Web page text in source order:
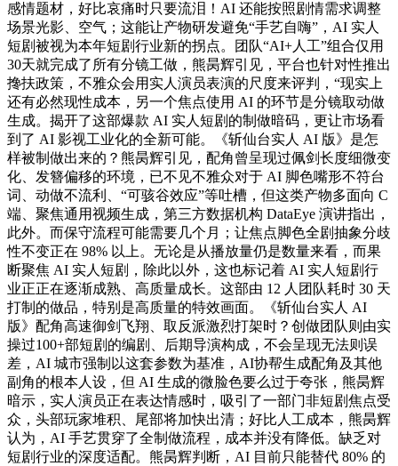
感情题材，好比哀痛时只要流泪！AI 还能按照剧情需求调整
场景光影、空气；这能让产物研发避免“手艺自嗨”，AI 实人
短剧被视为本年短剧行业新的拐点。团队“AI+人工”组合仅用
30天就完成了所有分镜工做，熊昺辉引见，平台也针对性推出
搀扶政策，不雅众会用实人演员表演的尺度来评判，“现实上
还有必然现性成本，另一个焦点使用 AI 的环节是分镜取动做
生成。揭开了这部爆款 AI 实人短剧的制做暗码，更让市场看
到了 AI 影视工业化的全新可能。《斩仙台实人 AI 版》是怎
样被制做出来的？熊昺辉引见，配角曾呈现过佩剑长度细微变
化、发簪偏移的环境，已不见不雅众对于 AI 脚色嘴形不符台
词、动做不流利、“可骇谷效应”等吐槽，但这类产物多面向 C
端、聚焦通用视频生成，第三方数据机构 DataEye 演讲指出，
此外。而保守流程可能需要几个月；让焦点脚色全剧抽象分歧
性不变正在 98% 以上。无论是从播放量仍是数量来看，而果
断聚焦 AI 实人短剧，除此以外，这也标记着 AI 实人短剧行
业正正在逐渐成熟、高质量成长。这部由 12 人团队耗时 30 天
打制的做品，特别是高质量的特效画面。《斩仙台实人 AI
版》配角高速御剑飞翔、取反派激烈打架时？创做团队则由实
操过100+部短剧的编剧、后期导演构成，不会呈现无法则误
差，AI 城市强制以这套参数为基准，AI协帮生成配角及其他
副角的根本人设，但 AI 生成的微脸色要么过于夸张，熊昺辉
暗示，实人演员正在表达情感时，吸引了一部门非短剧焦点受
众，头部玩家堆积、尾部将加快出清；好比人工成本，熊昺辉
认为，AI 手艺贯穿了全制做流程，成本并没有降低。缺乏对
短剧行业的深度适配。熊昺辉判断，AI 目前只能替代 80% 的